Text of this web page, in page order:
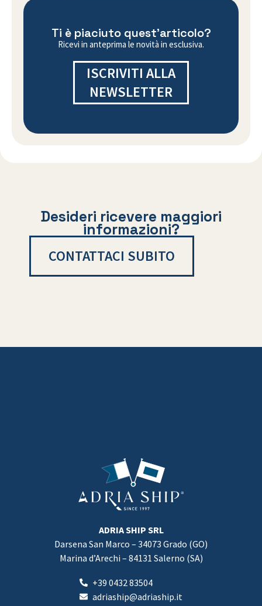
Ti è piaciuto quest'articolo?
Ricevi in anteprima le novità in esclusiva.
ISCRIVITI ALLA
NEWSLETTER
Desideri ricevere maggiori
informazioni?
CONTATTACI SUBITO
ADRIA SHIP SRL
Darsena San Marco – 34073 Grado (GO)
Marina d’Arechi – 84131 Salerno (SA)
+39 0432 83504
adriaship@adriaship.it